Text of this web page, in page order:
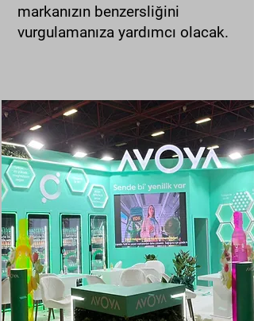
markanızın benzersliğini
vurgulamanıza yardımcı olacak.